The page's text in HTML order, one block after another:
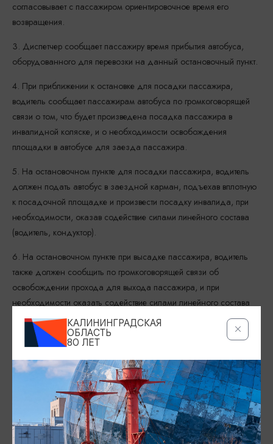
согласовывает с пассажиром ориентировочное время его
возвращения.
3. Диспетчер сообщает пассажиру время прибытия автобуса,
оборудованного для перевозки на данный остановочный пункт.
4. При приближении к остановке для посадки пассажира,
водитель сообщает пассажирам автобуса по громкоговорящей
связи о том, что будет произведена посадка пассажира в
инвалидной коляске, и о необходимости освобождения
площадки в автобусе для заезда пассажира.
5. На остановочном пункте для посадки пассажира, водитель
должен подать автобус в заездной карман, подъехав вплотную
к посадочной площадке и произвести посадку инвалида, при
необходимости, оказав содействие силами линейного состава
(водитель, кондуктор).
6. На остановочном пункте при высадке пассажира, водитель
также должен сообщить по громкоговорящей связи об
освобождении прохода для выхода пассажира, и при
необходимости оказать содействие силами линейного состава
(водитель, кондуктор).
7. Водитель сообщает диспетчеру о том, что пассажиру услуга
успешно оказана или не оказана и по какой причине.
8. Обслуживание пассажиров осуществляется во все дни
(рабочие, субботние, воскресные и праздничные) в течение всего
рабочего дня с 6-00 час. до 22-00 час.. Ввиду того, что
наполняемость автобусов в часы «пик» с 7-00 час. до 9-00 час.
КАЛИНИНГРАДСКАЯ
ОБЛАСТЬ
80 ЛЕТ